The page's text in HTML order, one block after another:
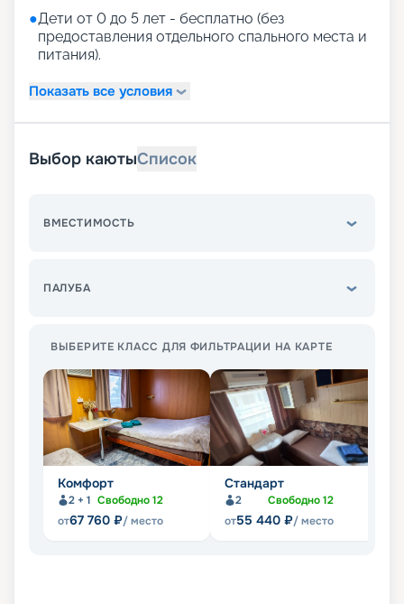
●Дети от 0 до 5 лет - бесплатно (без
предоставления отдельного спального места и
питания).
Показать все условия
Выбор каютыСписок
ВМЕСТИМОСТЬ
ПАЛУБА
ВЫБЕРИТЕ КЛАСС ДЛЯ ФИЛЬТРАЦИИ НА КАРТЕ
Комфорт
2 + 1 Свободно12
от67 760 ₽/ место
Стандарт
2 Свободно12
от55 440 ₽/ место